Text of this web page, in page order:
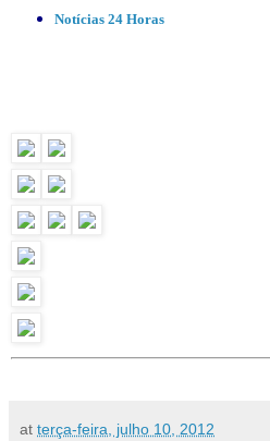
Notícias 24 Horas
at terça-feira, julho 10, 2012